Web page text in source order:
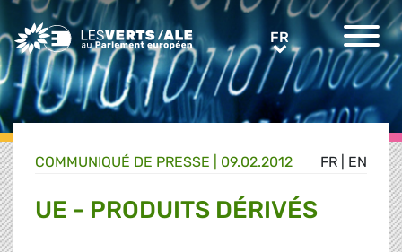
Greens/EFA Home FRFR
FR EN
COMMUNIQUÉ DE PRESSE 09.02.2012
UE - PRODUITS DÉRIVÉS